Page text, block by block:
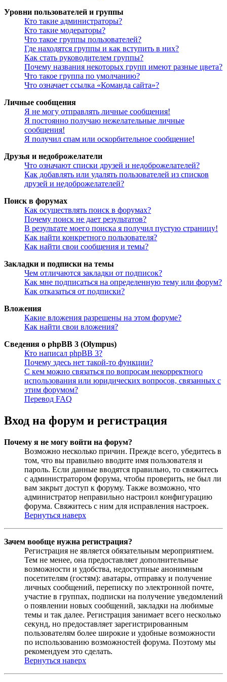
Уровни пользователей и группы
Кто такие администраторы?
Кто такие модераторы?
Что такое группы пользователей?
Где находятся группы и как вступить в них?
Как стать руководителем группы?
Почему названия некоторых групп имеют разные цвета?
Что такое группа по умолчанию?
Что означает ссылка «Команда сайта»?
Личные сообщения
Я не могу отправлять личные сообщения!
Я постоянно получаю нежелательные личные
сообщения!
Я получил спам или оскорбительное сообщение!
Друзья и недоброжелатели
Что означают списки друзей и недоброжелателей?
Как добавлять или удалять пользователей из списков
друзей и недоброжелателей?
Поиск в форумах
Как осуществлять поиск в форумах?
Почему поиск не дает результатов?
В результате моего поиска я получил пустую страницу!
Как найти конкретного пользователя?
Как найти свои сообщения и темы?
Закладки и подписки на темы
Чем отличаются закладки от подписок?
Как мне подписаться на определенную тему или форум?
Как отказаться от подписки?
Вложения
Какие вложения разрешены на этом форуме?
Как найти свои вложения?
Сведения о phpBB 3 (Olympus)
Кто написал phpBB 3?
Почему здесь нет такой-то функции?
С кем можно связаться по вопросам некорректного
использования или юридических вопросов, связанных с
этим форумом?
Перевод FAQ
Вход на форум и регистрация
Почему я не могу войти на форум?
Возможно несколько причин. Прежде всего, убедитесь в
том, что вы правильно вводите имя пользователя и
пароль. Если данные вводятся правильно, то свяжитесь
с администратором форума, чтобы проверить, не был ли
вам закрыт доступ к форуму. Также возможно, что
администратор неправильно настроил конфигурацию
форума. Свяжитесь с ним для исправления настроек.
Вернуться наверх
Зачем вообще нужна регистрация?
Регистрация не является обязательным мероприятием.
Тем не менее, она предоставляет дополнительные
возможности и удобства, недоступные анонимным
посетителям (гостям): аватары, отправку и получение
личных сообщений, переписку по электронной почте,
участие в группах, подписки на получение уведомлений
о появлении новых сообщений, закладки на любимые
темы и так далее. Регистрация занимает всего несколько
секунд, но предоставляет зарегистрированным
пользователям более широкие и удобные возможности
по использованию возможностей форума. Поэтому мы
рекомендуем это сделать.
Вернуться наверх